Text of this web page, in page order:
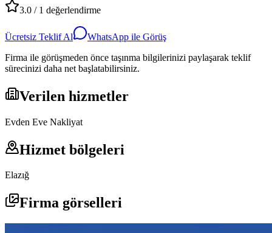
3.0 / 1 değerlendirme
Ücretsiz Teklif Al
WhatsApp ile Görüş
Firma ile görüşmeden önce taşınma bilgilerinizi paylaşarak teklif
sürecinizi daha net başlatabilirsiniz.
Verilen hizmetler
Evden Eve Nakliyat
Hizmet bölgeleri
Elazığ
Firma görselleri